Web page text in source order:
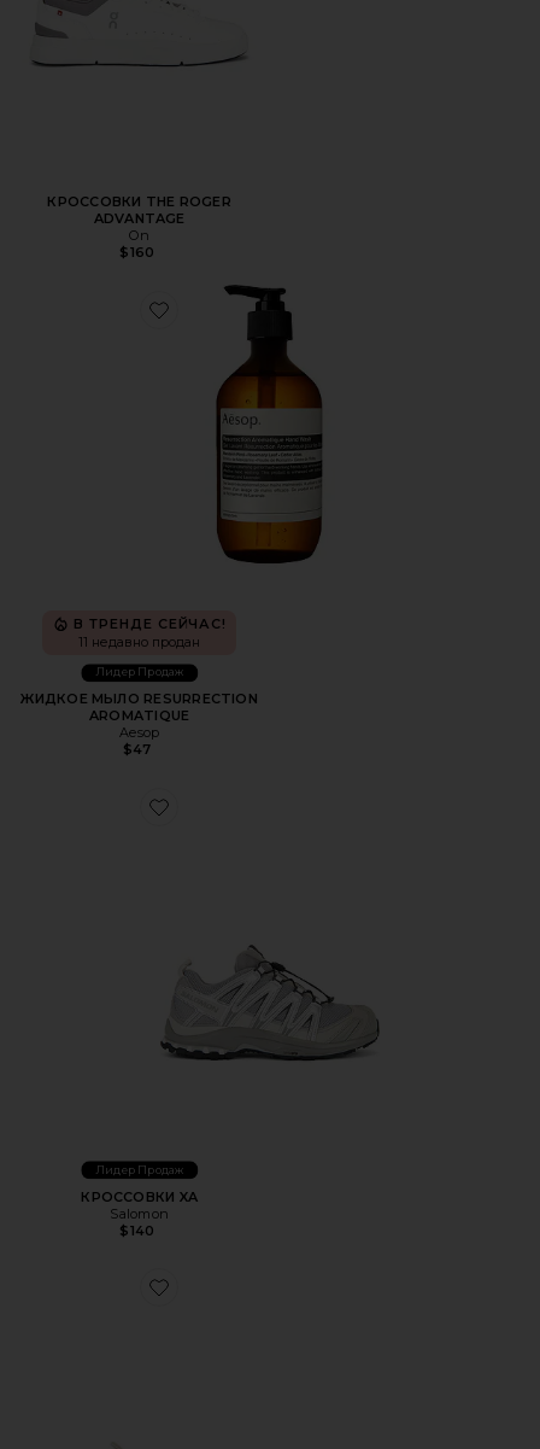
КРОССОВКИ THE ROGER
ADVANTAGE
On
$160
Favorite ЖИДКОЕ МЫЛО RESURRECTION AROMATIQUE
В ТРЕНДЕ СЕЙЧАС!
11 недавно продан
Лидер Продаж
ЖИДКОЕ МЫЛО RESURRECTION
AROMATIQUE
Aesop
$47
Favorite КРОССОВКИ XA
Лидер Продаж
КРОССОВКИ XA
Salomon
$140
Favorite КРОССОВКИ CLOUDNOVA FORM 2